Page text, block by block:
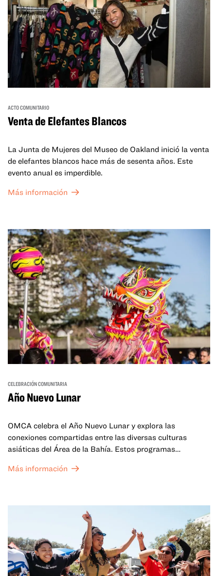
ACTO COMUNITARIO
Venta de Elefantes Blancos
La Junta de Mujeres del Museo de Oakland inició la venta
de elefantes blancos hace más de sesenta años. Este
evento anual es imperdible.
Más información
CELEBRACIÓN COMUNITARIA
Año Nuevo Lunar
OMCA celebra el Año Nuevo Lunar y explora las
conexiones compartidas entre las diversas culturas
asiáticas del Área de la Bahía. Estos programas
celebran y honran las tradiciones del Año Nuevo Lunar a
un espacio para que nuestras comunidades AAPI se
reúnan y se eleven mutuamente con círculos de curación
tanto presenciales como virtuales.
Más información